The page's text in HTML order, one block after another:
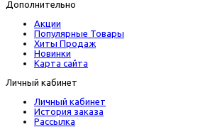
Дополнительно
Акции
Популярные Товары
Хиты Продаж
Новинки
Карта сайта
Личный кабинет
Личный кабинет
История заказа
Рассылка